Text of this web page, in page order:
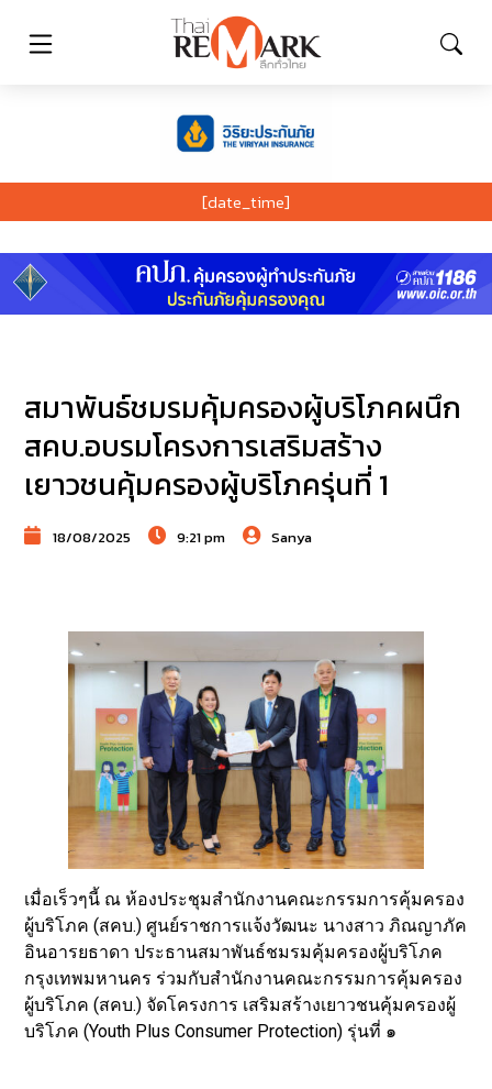
[date_time]
สมาพันธ์ชมรมคุ้มครองผู้บริโภคผนึก
สคบ.อบรมโครงการเสริมสร้าง
เยาวชนคุ้มครองผู้บริโภครุ่นที่ 1
18/08/2025 9:21 pm Sanya
เมื่อเร็วๆนี้ ณ ห้องประชุมสำนักงานคณะกรรมการคุ้มครอง
ผู้บริโภค (สคบ.) ศูนย์ราชการแจ้งวัฒนะ นางสาว ภิณญาภัค
อินอารยธาดา ประธานสมาพันธ์ชมรมคุ้มครองผู้บริโภค
กรุงเทพมหานคร ร่วมกับสำนักงานคณะกรรมการคุ้มครอง
ผู้บริโภค (สคบ.) จัดโครงการ เสริมสร้างเยาวชนคุ้มครองผู้
บริโภค (Youth Plus Consumer Protection) รุ่นที่ ๑